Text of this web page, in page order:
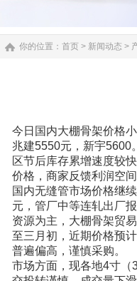
你的位置： 首页 > 新闻动态 >
今日国内大棚骨架价格
兆建5550元，新宇5600
区节后库存累增速度较
价格，商家反馈利润空
国内无缝管市场价格继
元，管厂中等连轧出厂
资源为主，大棚骨架贸
至三月初，近期价格预
普遍偏高，谨慎采购。
市场方面，现各地4寸（